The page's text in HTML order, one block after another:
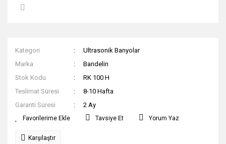
Kategori
Ultrasonik Banyolar
Marka
Bandelin
Stok Kodu
RK 100 H
Teslimat Süresi
8-10 Hafta
Garanti Süresi
2 Ay
Tavsiye Et Yorum Yaz
Karşılaştır